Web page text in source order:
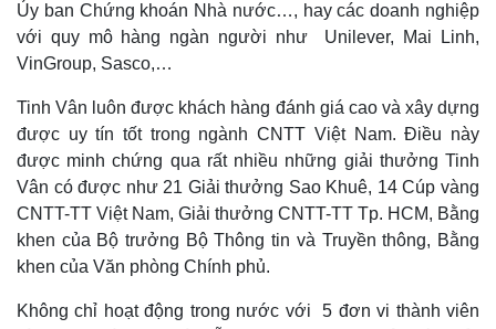
Quan sát
Cuộc sống đó đây
Hồ sơ
Video
Ảnh
E-Magazine
Infographic
Ủy ban Chứng khoán Nhà nước…, hay các doanh nghiệp
với quy mô hàng ngàn người như Unilever, Mai Linh,
VinGroup, Sasco,…
Tinh Vân luôn được khách hàng đánh giá cao và xây dựng
được uy tín tốt trong ngành CNTT Việt Nam. Điều này
được minh chứng qua rất nhiều những giải thưởng Tinh
Vân có được như 21 Giải thưởng Sao Khuê, 14 Cúp vàng
CNTT-TT Việt Nam, Giải thưởng CNTT-TT Tp. HCM, Bằng
khen của Bộ trưởng Bộ Thông tin và Truyền thông, Bằng
khen của Văn phòng Chính phủ.
Không chỉ hoạt động trong nước với 5 đơn vi thành viên